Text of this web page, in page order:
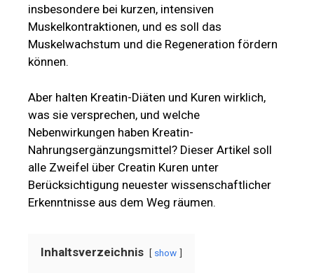
insbesondere bei kurzen, intensiven
Muskelkontraktionen, und es soll das
Muskelwachstum und die Regeneration fördern
können.
Aber halten Kreatin-Diäten und Kuren wirklich,
was sie versprechen, und welche
Nebenwirkungen haben Kreatin-
Nahrungsergänzungsmittel? Dieser Artikel soll
alle Zweifel über Creatin Kuren unter
Berücksichtigung neuester wissenschaftlicher
Erkenntnisse aus dem Weg räumen.
Inhaltsverzeichnis show